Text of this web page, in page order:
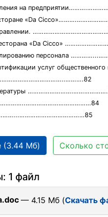
на
«Da
«Da Cicco»
персонала
услуг общественного
(3.44 Мб) Сколько
1 файл
— 4.15 Мб (Скачать